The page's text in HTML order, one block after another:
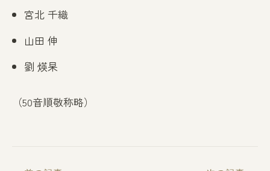
宮北 千織
山田 伸
劉 煐杲
（50音順敬称略）